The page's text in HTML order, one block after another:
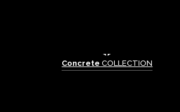
Concrete COLLECTION